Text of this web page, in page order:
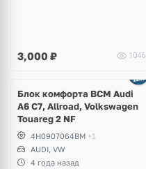
3,000 ₽ 1046
Блок комфорта BCM Audi
A6 C7, Allroad, Volkswagen
Touareg 2 NF
4H0907064BM +1
AUDI, VW
4 года назад